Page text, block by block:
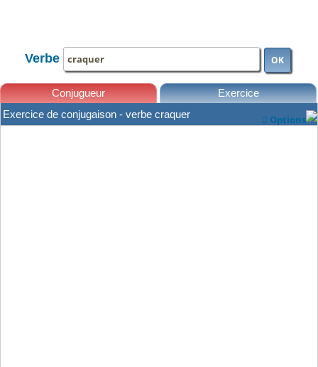
Verbe OK
Conjugueur Exercice
Exercice de conjugaison - verbe craquer  Options